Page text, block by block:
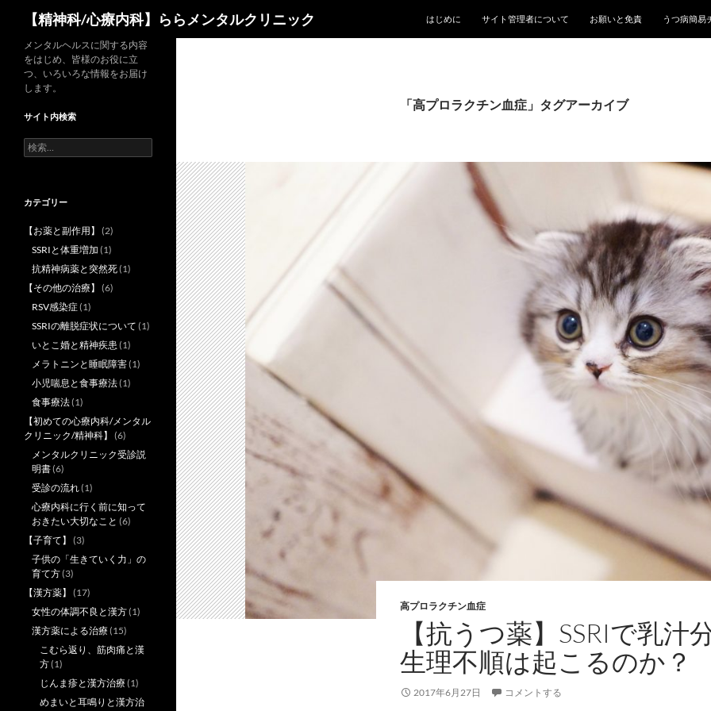
【精神科/心療内科】ららメンタルクリニック はじめに サイト管理者について お願いと免責 うつ病簡易
「高プロラクチン血症」タグアーカイブ
高プロラクチン血症
【抗うつ薬】SSRIで乳汁
生理不順は起こるのか？
2017年6月27日 コメントする
メンタルヘルスに関する内容
をはじめ、皆様のお役に立
つ、いろいろな情報をお届け
します。
サイト内検索
検
索:
カテゴリー
【お薬と副作用】
(2)
SSRIと体重増加 (1)
抗精神病薬と突然死(1)
【その他の治療】
(6)
RSV感染症(1)
SSRIの離脱症状について (1)
いとこ婚と精神疾患 (1)
メラトニンと睡眠障害(1)
小児喘息と食事療法(1)
食事療法(1)
【初めての心療内科/メンタル
クリニック/精神科】
(6)
メンタルクリニック受診説
明書(6)
受診の流れ(1)
心療内科に行く前に知って
おきたい大切なこと (6)
【子育て】
(3)
子供の「生きていく力」の
育て方(3)
【漢方薬】
(17)
女性の体調不良と漢方(1)
漢方薬による治療(15)
こむら返り、筋肉痛と漢
方(1)
じんま疹と漢方治療(1)
めまいと耳鳴りと漢方治